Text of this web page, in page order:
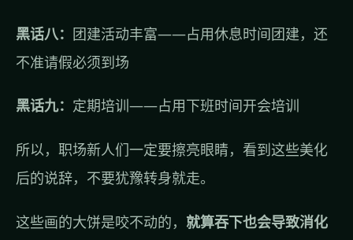
黑话八： 团建活动丰富——占用休息时间团建，还
不准请假必须到场
黑话九： 定期培训——占用下班时间开会培训
所以，职场新人们一定要擦亮眼睛，看到这些美化
后的说辞，不要犹豫转身就走。
这些画的大饼是咬不动的， 就算吞下也会导致消化